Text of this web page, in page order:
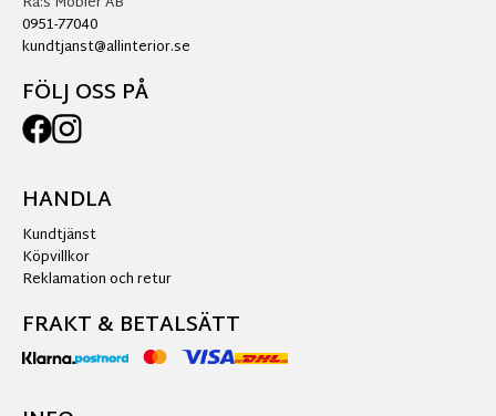
0951-77040
kundtjanst@allinterior.se
FÖLJ OSS PÅ
HANDLA
Kundtjänst
Köpvillkor
Reklamation och retur
FRAKT & BETALSÄTT